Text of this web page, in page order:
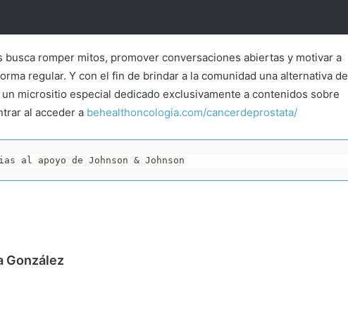
romper mitos, promover conversaciones abiertas y motivar a
regular. Y con el fin de brindar a la comunidad una alternativa de
micrositio especial dedicado exclusivamente a contenidos sobre
al acceder a behealthoncologia.com/cancerdeprostata/
apoyo de Johnson & Johnson
González